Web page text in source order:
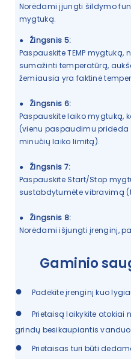
Norėdami įjungti šildymo
mygtuką.
●
Žingsnis 5:
Paspauskite TEMP
sumažinti temperatūrą,
žemiausia yra faktinė
●
Žingsnis 6:
Paspauskite laiko mygtuką,
(vienu paspaudimu prideda
minučių laiko limitą).
●
Žingsnis 7:
Paspauskite Start/Stop
sustabdytumėte vibravimą
●
Žingsnis 8:
Norėdami išjungti įrenginį,
Gaminio
● Padėkite įrenginį kuo
●
Prietaisą laikykite atokiai
grindų besikaupiantis
● Prietaisas turi būti